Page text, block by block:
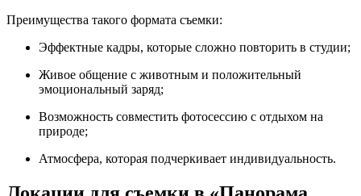
Преимущества такого формата съемки:
Эффектные кадры, которые сложно повторить в студии;
Живое общение с животным и положительный
эмоциональный заряд;
Возможность совместить фотосессию с отдыхом на
природе;
Атмосфера, которая подчеркивает индивидуальность.